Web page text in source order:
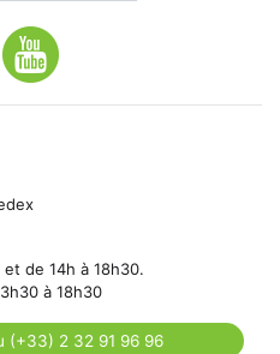
de 14h à 18h30.
à 18h30
(+33) 2 32 91 96 96